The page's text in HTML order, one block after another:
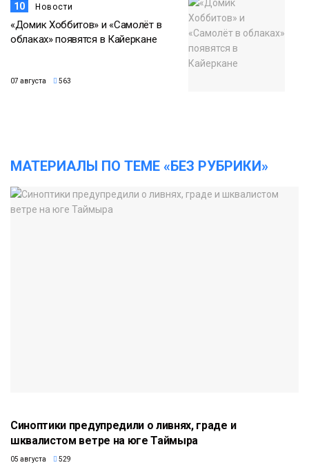
10 Новости
«Домик Хоббитов» и «Самолёт в
облаках» появятся в Кайеркане
07 августа 563
МАТЕРИАЛЫ ПО ТЕМЕ «БЕЗ РУБРИКИ»
Синоптики предупредили о ливнях, граде и
шквалистом ветре на юге Таймыра
05 августа 529